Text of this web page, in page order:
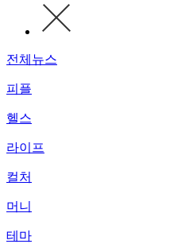
전체뉴스
피플
헬스
라이프
컬처
머니
테마